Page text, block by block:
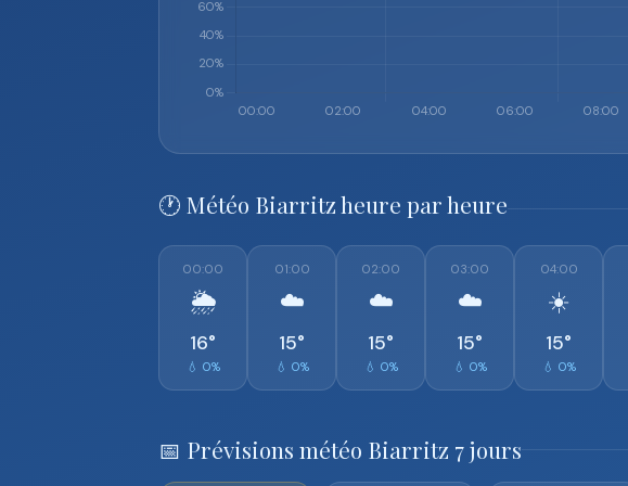
🕐 Météo Biarritz heure par heure
00:00
🌦️
16°
💧 0%
01:00
☁️
15°
💧 0%
02:00
☁️
15°
💧 0%
03:00
☁️
15°
💧 0%
04:00
☀️
15°
💧 0%
📅 Prévisions météo Biarritz 7 jours